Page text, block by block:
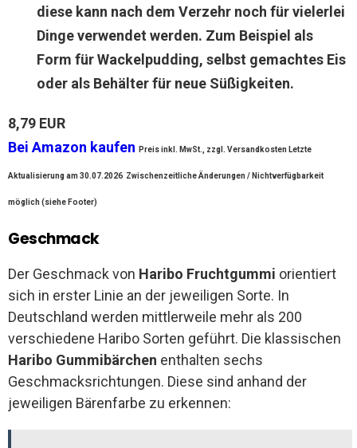
diese kann nach dem Verzehr noch für vielerlei
Dinge verwendet werden. Zum Beispiel als
Form für Wackelpudding, selbst gemachtes Eis
oder als Behälter für neue Süßigkeiten.
8,79 EUR
Bei Amazon kaufen
Preis inkl. MwSt., zzgl. Versandkosten Letzte
Aktualisierung am 30.07.2026 Zwischenzeitliche Änderungen / Nichtverfügbarkeit
möglich (siehe Footer)
Geschmack
Der Geschmack von Haribo Fruchtgummi orientiert
sich in erster Linie an der jeweiligen Sorte. In
Deutschland werden mittlerweile mehr als 200
verschiedene Haribo Sorten geführt. Die klassischen
Haribo Gummibärchen enthalten sechs
Geschmacksrichtungen. Diese sind anhand der
jeweiligen Bärenfarbe zu erkennen: